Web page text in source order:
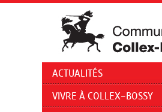
ACTUALITÉS
VIVRE À COLLEX-BOSSY